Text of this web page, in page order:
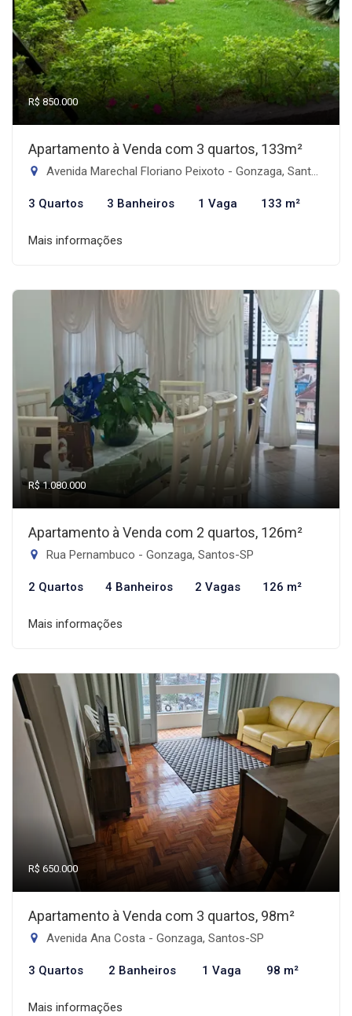
R$ 850.000
Apartamento à Venda com 3 quartos, 133m²
Avenida Marechal Floriano Peixoto - Gonzaga, Santos-SP
3 Quartos 3 Banheiros 1 Vaga 133 m²
Mais informações
R$ 1.080.000
Apartamento à Venda com 2 quartos, 126m²
Rua Pernambuco - Gonzaga, Santos-SP
2 Quartos 4 Banheiros 2 Vagas 126 m²
Mais informações
R$ 650.000
Apartamento à Venda com 3 quartos, 98m²
Avenida Ana Costa - Gonzaga, Santos-SP
3 Quartos 2 Banheiros 1 Vaga 98 m²
Mais informações